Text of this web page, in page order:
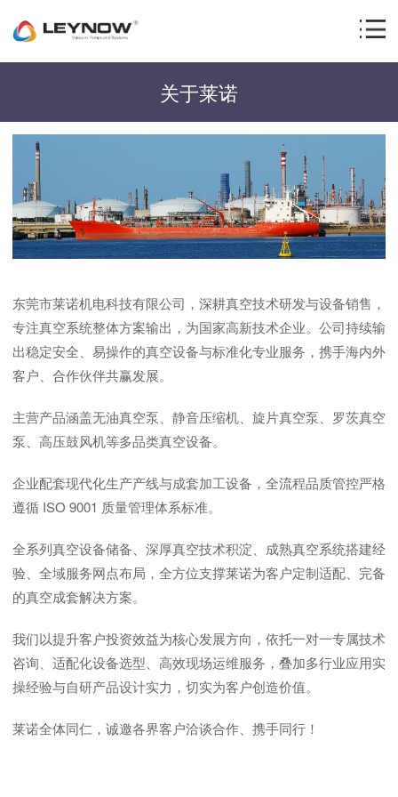
关于莱诺
东莞市莱诺机电科技有限公司，深耕真空技术研发与设备销售，
专注真空系统整体方案输出，为国家高新技术企业。公司持续输
出稳定安全、易操作的真空设备与标准化专业服务，携手海内外
客户、合作伙伴共赢发展。
主营产品涵盖无油真空泵、静音压缩机、旋片真空泵、罗茨真空
泵、高压鼓风机等多品类真空设备。
企业配套现代化生产产线与成套加工设备，全流程品质管控严格
遵循 ISO 9001 质量管理体系标准。
全系列真空设备储备、深厚真空技术积淀、成熟真空系统搭建经
验、全域服务网点布局，全方位支撑莱诺为客户定制适配、完备
的真空成套解决方案。
我们以提升客户投资效益为核心发展方向，依托一对一专属技术
咨询、适配化设备选型、高效现场运维服务，叠加多行业应用实
操经验与自研产品设计实力，切实为客户创造价值。
莱诺全体同仁，诚邀各界客户洽谈合作、携手同行！